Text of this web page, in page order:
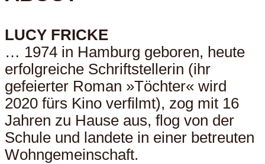
LUCY FRICKE
… 1974 in Hamburg geboren, heute
erfolgreiche Schriftstellerin (ihr
gefeierter Roman »Töchter« wird
2020 fürs Kino verfilmt), zog mit 16
Jahren zu Hause aus, flog von der
Schule und landete in einer betreuten
Wohngemeinschaft.